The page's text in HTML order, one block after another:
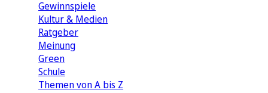
Gewinnspiele
Kultur & Medien
Ratgeber
Meinung
Green
Schule
Themen von A bis Z